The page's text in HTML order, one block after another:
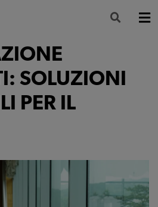
SOLUZIONI
PER IL